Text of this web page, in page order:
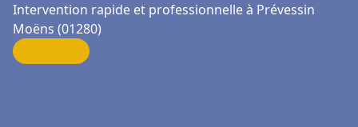
Intervention rapide et professionnelle à Prévessin
Moëns (01280)